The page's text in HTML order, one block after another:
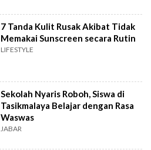
7 Tanda Kulit Rusak Akibat Tidak
Memakai Sunscreen secara Rutin
LIFESTYLE
Sekolah Nyaris Roboh, Siswa di
Tasikmalaya Belajar dengan Rasa
Waswas
JABAR